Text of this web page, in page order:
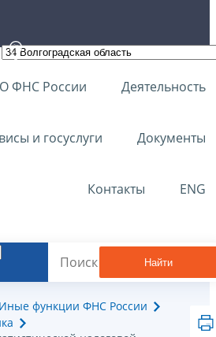
О ФНС России Деятельность
и госуслуги Документы
Контакты ENG
Найти
Иные функции ФНС России